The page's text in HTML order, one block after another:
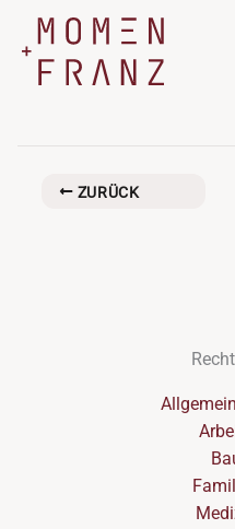
Inhalt
springen
ZURÜCK